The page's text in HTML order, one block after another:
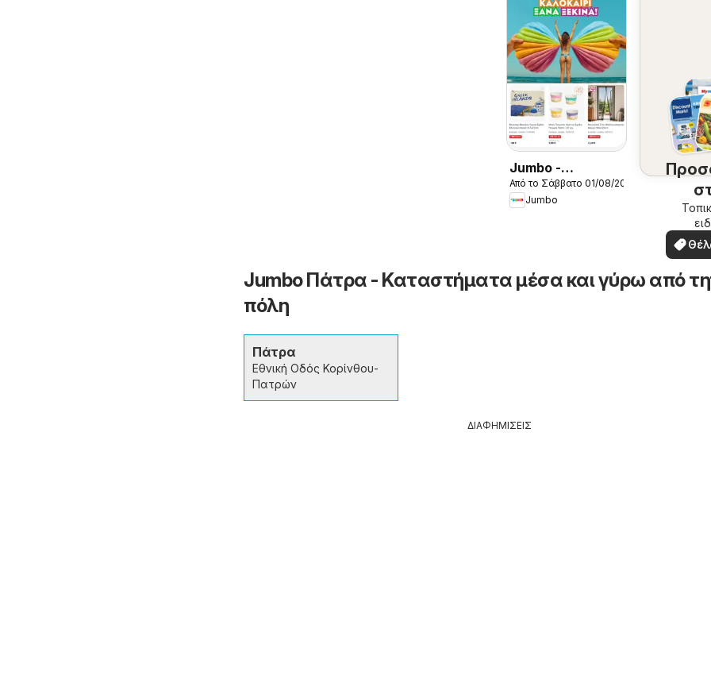
Jumbo -
Προσφορές
Από το Σάββατο 01/08/2026
Jumbo
δω
Jumbo Πάτρα - Καταστήματα μέσα και γύρω από
πόλη
Πάτρα
Εθνική Οδός Κορίνθου-
Πατρών
ΔΙΑΦΗΜΙΣΕΙΣ